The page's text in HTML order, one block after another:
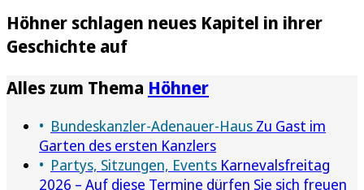
Höhner schlagen neues Kapitel in ihrer
Geschichte auf
Alles zum Thema Höhner
Bundeskanzler-Adenauer-Haus Zu Gast im
Garten des ersten Kanzlers
Partys, Sitzungen, Events Karnevalsfreitag
2026 – Auf diese Termine dürfen Sie sich freuen